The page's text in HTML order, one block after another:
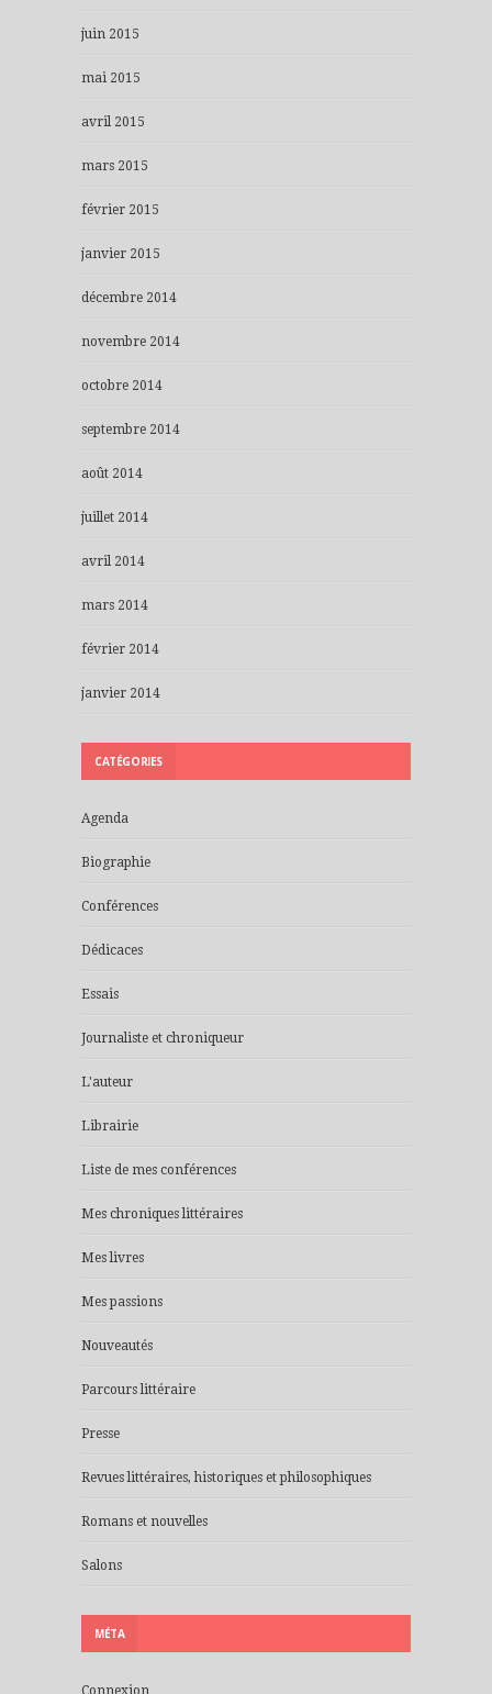
juin 2015
mai 2015
avril 2015
mars 2015
février 2015
janvier 2015
décembre 2014
novembre 2014
octobre 2014
septembre 2014
août 2014
juillet 2014
avril 2014
mars 2014
février 2014
janvier 2014
CATÉGORIES
Agenda
Biographie
Conférences
Dédicaces
Essais
Journaliste et chroniqueur
L'auteur
Librairie
Liste de mes conférences
Mes chroniques littéraires
Mes livres
Mes passions
Nouveautés
Parcours littéraire
Presse
Revues littéraires, historiques et philosophiques
Romans et nouvelles
Salons
MÉTA
Connexion